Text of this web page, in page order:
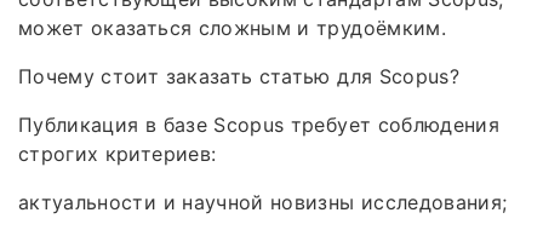
может оказаться сложным и трудоёмким.
Почему стоит заказать статью для Scopus?
Публикация в базе Scopus требует соблюдения
строгих критериев:
актуальности и научной новизны исследования;